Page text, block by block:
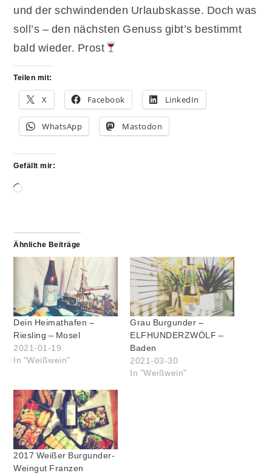
und der schwindenden Urlaubskasse. Doch was
soll’s – den nächsten Genuss gibt’s bestimmt
bald wieder. Prost
Teilen mit:
X Facebook LinkedIn
WhatsApp Mastodon
Gefällt mir:
Wird
Ähnliche Beiträge
Dein Heimathafen –
Riesling – Mosel
2021-01-19
In "Weißwein"
Grau Burgunder –
ELFHUNDERZWÖLF –
Baden
2021-03-30
In "Weißwein"
2017 Weißer Burgunder-
Weingut Franzen